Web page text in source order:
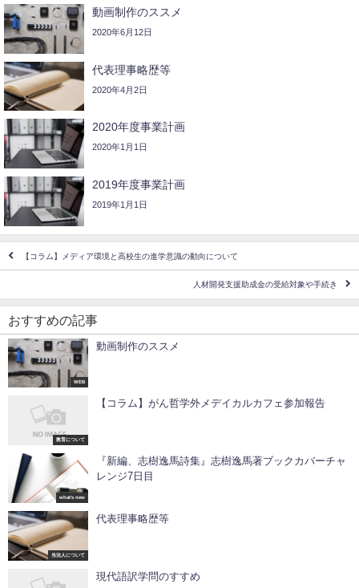
動画制作のススメ
2020年6月12日
代表理事略歴等
2020年4月2日
2020年度事業計画
2020年1月1日
2019年度事業計画
2019年1月1日
【コラム】メディア環境と高校生の進学意識の動向について
人材開発支援助成金の受給対象や手続き
おすすめの記事
WEB
動画制作のススメ
教育について
【コラム】がん哲学外メデイカルカフェ参加報告
what's new
『新編、志樹逸馬詩集』志樹逸馬著ブックカバーチャ
レンジ7日目
当法人について
代表理事略歴等
現代語訳学問のすすめ